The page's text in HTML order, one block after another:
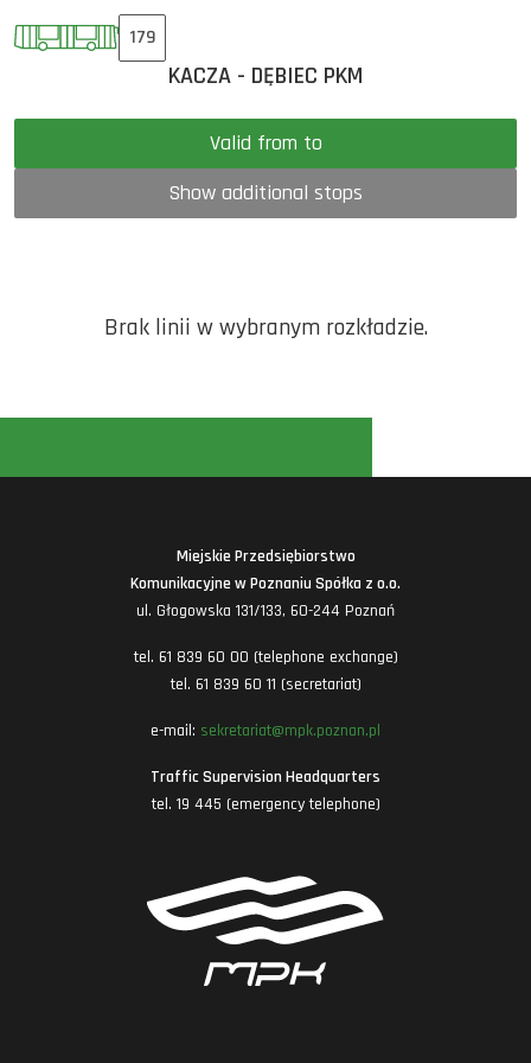
179
KACZA - DĘBIEC PKM
Valid from to
Show additional stops
Brak linii w wybranym rozkładzie.
Miejskie Przedsiębiorstwo
Komunikacyjne w Poznaniu Spółka z o.o.
ul. Głogowska 131/133, 60-244 Poznań
tel. 61 839 60 00 (telephone exchange)
tel. 61 839 60 11 (secretariat)
e-mail: sekretariat@mpk.poznan.pl
Traffic Supervision Headquarters
tel. 19 445 (emergency telephone)